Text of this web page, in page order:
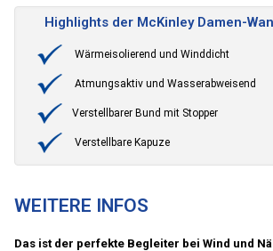
Highlights der McKinley Damen-
Wärmeisolierend und Winddicht
Atmungsaktiv und Wasserabweisend
Verstellbarer Bund mit Stopper
Verstellbare Kapuze
WEITERE INFOS
Das ist der perfekte Begleiter bei Wind und